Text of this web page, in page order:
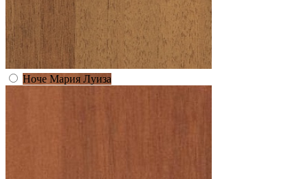
Ноче Мария Луиза